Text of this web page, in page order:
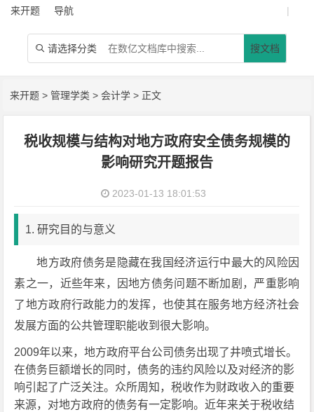
来开题 导航 |
 请选择分类 搜文档
来开题 >管理学类 >会计学 > 正文
税收规模与结构对地方政府安全债务规模的
影响研究开题报告
2023-01-13 18:01:53
1. 研究目的与意义
地方政府债务是隐藏在我国经济运行中最大的风险因
素之一，近些年来，因地方债务问题不断加剧，严重影响
了地方政府行政能力的发挥，也使其在服务地方经济社会
发展方面的公共管理职能收到很大影响。
2009年以来，地方政府平台公司债务出现了井喷式增长。
在债务巨额增长的同时，债务的违约风险以及对经济的影
响引起了广泛关注。众所周知，税收作为财政收入的重要
来源，对地方政府的债务有一定影响。近年来关于税收结